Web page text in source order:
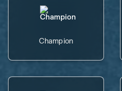
Champion